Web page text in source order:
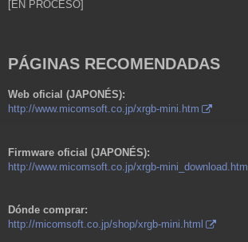
[EN PROCESO]
PÁGINAS RECOMENDADAS
Web oficial (JAPONÉS):
http://www.micomsoft.co.jp/xrgb-mini.htm
Firmware oficial (JAPONÉS):
http://www.micomsoft.co.jp/xrgb-mini_download.htm
Dónde comprar:
http://micomsoft.co.jp/shop/xrgb-mini.html